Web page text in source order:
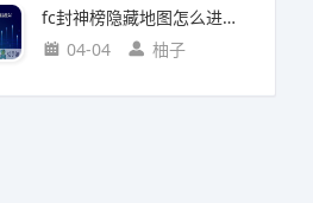
fc封神榜隐藏地图怎么进入?(fc封神榜 隐藏)
04-04
柚子